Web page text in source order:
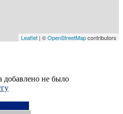
Leaflet | ©OpenStreetMapcontributors
добавлено не было